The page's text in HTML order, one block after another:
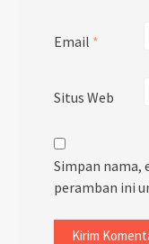
Email *
Situs Web
Simpan nama,
peramban ini